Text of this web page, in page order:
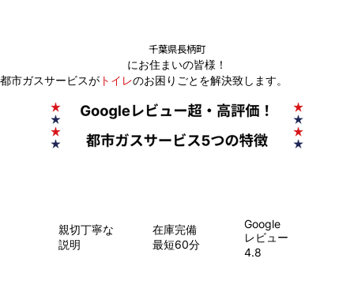
にお住まいの皆様！
千葉県長柄町
都市ガスサービスが トイレのお困りごとを解決致します。
親切丁寧な
説明
在庫完備
最短60分
Google
レビュー
4.8